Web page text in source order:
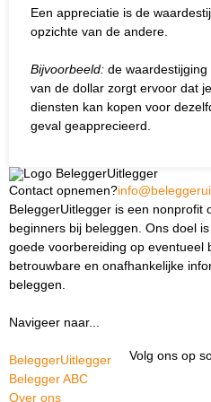
Een appreciatie is de
opzichte van de andere.
Bijvoorbeeld: de
van de dollar zorgt ervoor dat
diensten kan kopen voor
geval geapprecieerd.
Contact opnemen?
BeleggerUitlegger is een nonprofit
beginners bij beleggen. Ons doel
goede voorbereiding op eventueel
betrouwbare en onafhankelijke
beleggen.
Navigeer naar...
BeleggerUitlegger
Belegger ABC
Over ons
Volg ons op